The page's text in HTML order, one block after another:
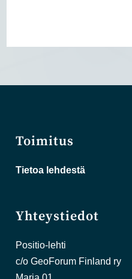
Toimitus
Tietoa lehdestä
Yhteystiedot
Positio-lehti
c/o GeoForum Finland ry